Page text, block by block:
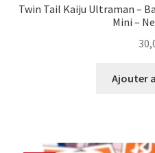
Twin Tail Kaiju Ultraman –
Mini –
Ajouter